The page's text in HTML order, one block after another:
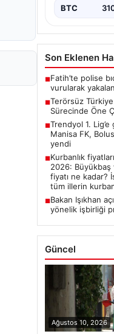
BTC
Son Eklenen
■Fatih’te polise
vurularak
■Terörsüz
Sürecinde Öne
■Trendyol 1.
Manisa FK,
yendi
■Kurbanlık
2026: Büyükbaş
fiyatı ne kadar?
tüm illerin
■Bakan Işıkhan
yönelik işbirliği
Güncel
Ağustos 10, 2026